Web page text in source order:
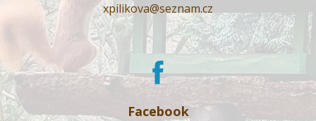
xpilikova@seznam.cz
Facebook